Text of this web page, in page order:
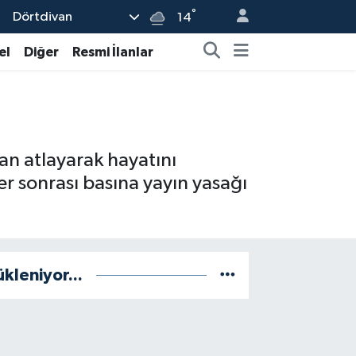
Dörtdivan 14°
Diğer Resmi İlanlar
atlayarak hayatını
basına yayın yasağı